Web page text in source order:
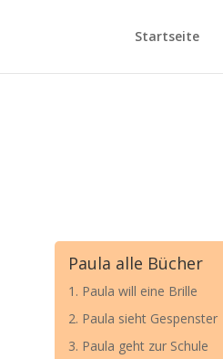
Startseite
Paula alle Bücher
1. Paula will eine Brille
2. Paula sieht Gespenster
3. Paula geht zur Schule